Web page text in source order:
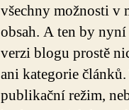
všechny možnosti v
obsah. A ten by
verzi blogu prostě
ani kategorie
publikační režim,